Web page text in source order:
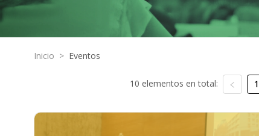
Inicio > Eventos
10 elementos en total: 1